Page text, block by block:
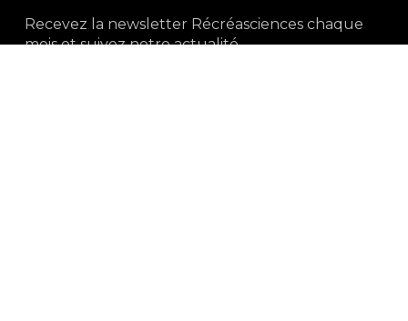
Recevez la newsletter Récréasciences chaque
mois et suivez notre actualité...